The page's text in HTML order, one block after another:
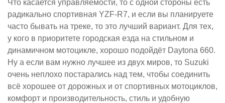
Что касается управляемости, то с одной стороны есть
радикально спортивная YZF-R7, и если вы планируете
часто бывать на треке, то это лучший вариант. Для тех,
у кого в приоритете городская езда на стильном и
динамичном мотоцикле, хорошо подойдёт Daytona 660.
Ну а если вам нужно лучшее из двух миров, то Suzuki
очень неплохо постарались над тем, чтобы соединить
всё хорошее от дорожных и от спортивных мотоциклов,
комфорт и производительность, стиль и удобную